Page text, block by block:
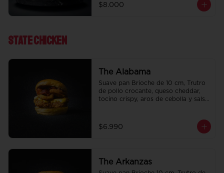
$8.000
State ChIcken
The Alabama
Suave pan Brioche de 10 cm, Trutro
de pollo crocante, queso cheddar,
tocino crispy, aros de cebolla y salsa
$6.990
The Arkanzas